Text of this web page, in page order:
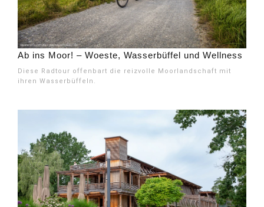
Ab ins Moor! – Woeste, Wasserbüffel und Wellness
Diese Radtour offenbart die reizvolle Moorlandschaft mit
ihren Wasserbüffeln.